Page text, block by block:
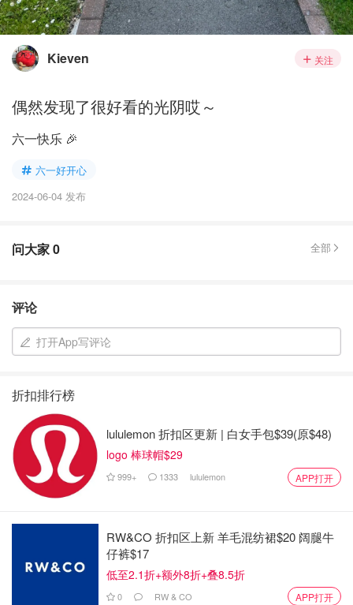
Kieven 关注
偶然发现了很好看的光阴哎～
六一快乐 🎉
六一好开心
2024-06-04 发布
问大家0 全部
评论
打开App写评论
折扣排行榜
lululemon 折扣区更新 | 白女手包$39(原$48)
logo 棒球帽$29
999+ 1333 lululemon APP打开
RW&CO 折扣区上新 羊毛混纺裙$20 阔腿牛
仔裤$17
低至2.1折+额外8折+叠8.5折
0 RW & CO APP打开